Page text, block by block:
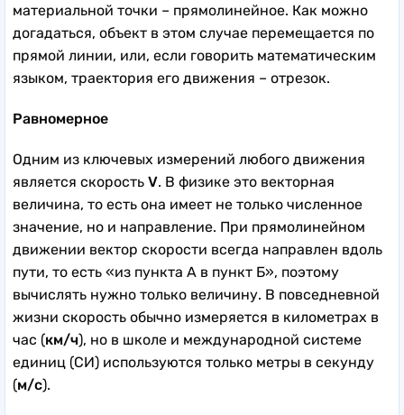
материальной точки – прямолинейное. Как можно
догадаться, объект в этом случае перемещается по
прямой линии, или, если говорить математическим
языком, траектория его движения – отрезок.
Равномерное
Одним из ключевых измерений любого движения
является скорость V. В физике это векторная
величина, то есть она имеет не только численное
значение, но и направление. При прямолинейном
движении вектор скорости всегда направлен вдоль
пути, то есть «из пункта А в пункт Б», поэтому
вычислять нужно только величину. В повседневной
жизни скорость обычно измеряется в километрах в
час (км/ч), но в школе и международной системе
единиц (СИ) используются только метры в секунду
(м/с).